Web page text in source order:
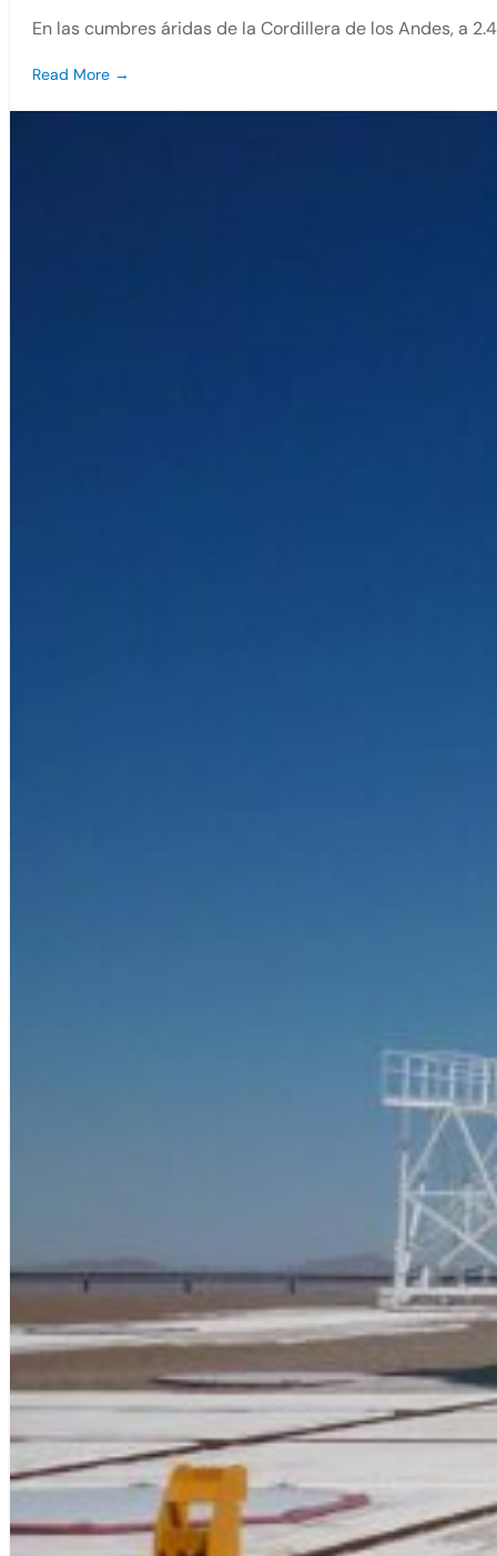
En las cumbres áridas de la Cordillera de los Andes, a
Read More →